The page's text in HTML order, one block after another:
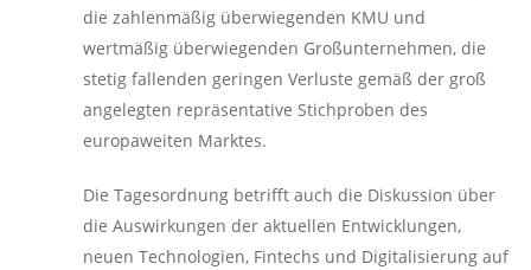
die zahlenmäßig überwiegenden KMU und
wertmäßig überwiegenden Großunternehmen, die
stetig fallenden geringen Verluste gemäß der groß
angelegten repräsentative Stichproben des
europaweiten Marktes.
Die Tagesordnung betrifft auch die Diskussion über
die Auswirkungen der aktuellen Entwicklungen,
neuen Technologien, Fintechs und Digitalisierung auf